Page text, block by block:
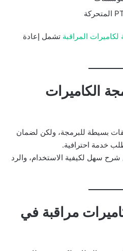
المراقبة تشمل إعادة
الكاميرات
بسيطة للبرمجة، ولكن لضمان
خدمة احترافية.
سهل لكيفية الاستخدام، والرد
مراقبة في